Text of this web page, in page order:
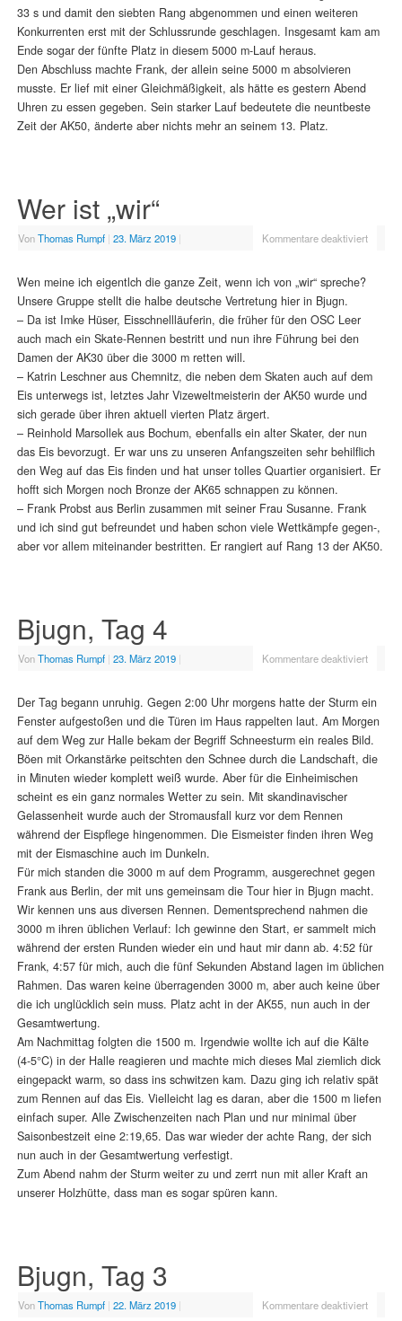
33 s und damit den siebten Rang abgenommen und einen weiteren
Konkurrenten erst mit der Schlussrunde geschlagen. Insgesamt kam am
Ende sogar der fünfte Platz in diesem 5000 m-Lauf heraus.
Den Abschluss machte Frank, der allein seine 5000 m absolvieren
musste. Er lief mit einer Gleichmäßigkeit, als hätte es gestern Abend
Uhren zu essen gegeben. Sein starker Lauf bedeutete die neuntbeste
Zeit der AK50, änderte aber nichts mehr an seinem 13. Platz.
Wer ist „wir“
VonThomas Rumpf | 23. März 2019 | Kommentare deaktiviert
Wen meine ich eigentlch die ganze Zeit, wenn ich von „wir“ spreche?
Unsere Gruppe stellt die halbe deutsche Vertretung hier in Bjugn.
– Da ist Imke Hüser, Eisschnellläuferin, die früher für den OSC Leer
auch mach ein Skate-Rennen bestritt und nun ihre Führung bei den
Damen der AK30 über die 3000 m retten will.
– Katrin Leschner aus Chemnitz, die neben dem Skaten auch auf dem
Eis unterwegs ist, letztes Jahr Vizeweltmeisterin der AK50 wurde und
sich gerade über ihren aktuell vierten Platz ärgert.
– Reinhold Marsollek aus Bochum, ebenfalls ein alter Skater, der nun
das Eis bevorzugt. Er war uns zu unseren Anfangszeiten sehr behilflich
den Weg auf das Eis finden und hat unser tolles Quartier organisiert. Er
hofft sich Morgen noch Bronze der AK65 schnappen zu können.
– Frank Probst aus Berlin zusammen mit seiner Frau Susanne. Frank
und ich sind gut befreundet und haben schon viele Wettkämpfe gegen-,
aber vor allem miteinander bestritten. Er rangiert auf Rang 13 der AK50.
Bjugn, Tag 4
VonThomas Rumpf | 23. März 2019 | Kommentare deaktiviert
Der Tag begann unruhig. Gegen 2:00 Uhr morgens hatte der Sturm ein
Fenster aufgestoßen und die Türen im Haus rappelten laut. Am Morgen
auf dem Weg zur Halle bekam der Begriff Schneesturm ein reales Bild.
Böen mit Orkanstärke peitschten den Schnee durch die Landschaft, die
in Minuten wieder komplett weiß wurde. Aber für die Einheimischen
scheint es ein ganz normales Wetter zu sein. Mit skandinavischer
Gelassenheit wurde auch der Stromausfall kurz vor dem Rennen
während der Eispflege hingenommen. Die Eismeister finden ihren Weg
mit der Eismaschine auch im Dunkeln.
Für mich standen die 3000 m auf dem Programm, ausgerechnet gegen
Frank aus Berlin, der mit uns gemeinsam die Tour hier in Bjugn macht.
Wir kennen uns aus diversen Rennen. Dementsprechend nahmen die
3000 m ihren üblichen Verlauf: Ich gewinne den Start, er sammelt mich
während der ersten Runden wieder ein und haut mir dann ab. 4:52 für
Frank, 4:57 für mich, auch die fünf Sekunden Abstand lagen im üblichen
Rahmen. Das waren keine überragenden 3000 m, aber auch keine über
die ich unglücklich sein muss. Platz acht in der AK55, nun auch in der
Gesamtwertung.
Am Nachmittag folgten die 1500 m. Irgendwie wollte ich auf die Kälte
(4-5°C) in der Halle reagieren und machte mich dieses Mal ziemlich dick
eingepackt warm, so dass ins schwitzen kam. Dazu ging ich relativ spät
zum Rennen auf das Eis. Vielleicht lag es daran, aber die 1500 m liefen
einfach super. Alle Zwischenzeiten nach Plan und nur minimal über
Saisonbestzeit eine 2:19,65. Das war wieder der achte Rang, der sich
nun auch in der Gesamtwertung verfestigt.
Zum Abend nahm der Sturm weiter zu und zerrt nun mit aller Kraft an
unserer Holzhütte, dass man es sogar spüren kann.
Bjugn, Tag 3
VonThomas Rumpf | 22. März 2019 | Kommentare deaktiviert